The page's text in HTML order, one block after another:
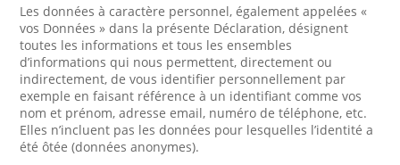
Les données à caractère personnel, également appelées «
vos Données » dans la présente Déclaration, désignent
toutes les informations et tous les ensembles
d’informations qui nous permettent, directement ou
indirectement, de vous identifier personnellement par
exemple en faisant référence à un identifiant comme vos
nom et prénom, adresse email, numéro de téléphone, etc.
Elles n’incluent pas les données pour lesquelles l’identité a
été ôtée (données anonymes).